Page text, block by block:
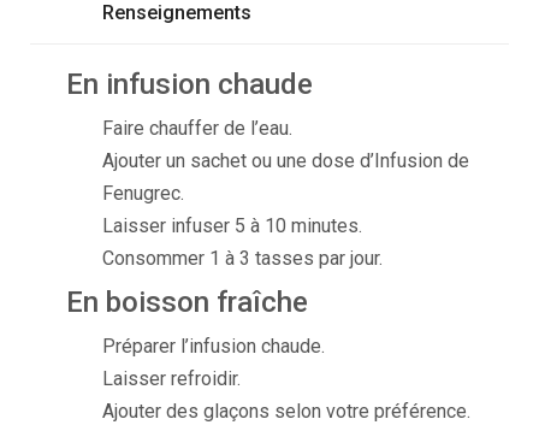
Renseignements
En infusion chaude
Faire chauffer de l’eau.
Ajouter un sachet ou une dose d’Infusion de
Fenugrec.
Laisser infuser 5 à 10 minutes.
Consommer 1 à 3 tasses par jour.
En boisson fraîche
Préparer l’infusion chaude.
Laisser refroidir.
Ajouter des glaçons selon votre préférence.